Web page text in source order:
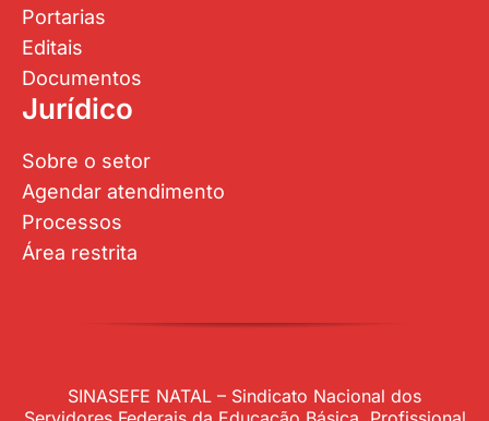
Portarias
Editais
Documentos
Jurídico
Sobre o setor
Agendar atendimento
Processos
Área restrita
SINASEFE NATAL – Sindicato Nacional dos